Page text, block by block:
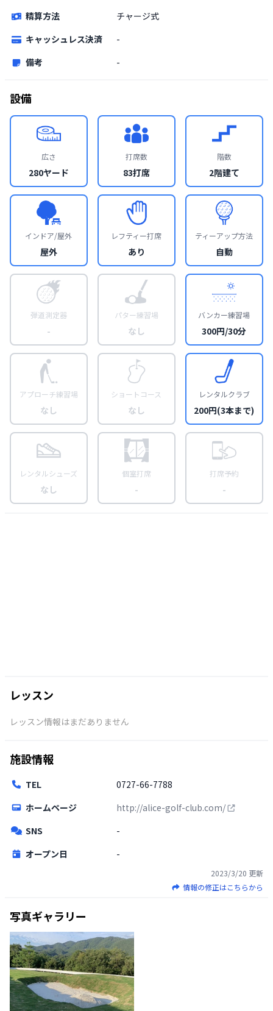
精算方法
チャージ式
キャッシュレス決済
-
備考
-
設備
広さ
280ヤード
打席数
83打席
階数
2階建て
インドア/屋外
屋外
レフティー打席
あり
ティーアップ方法
自動
弾道測定器
-
パター練習場
なし
バンカー練習場
300円/30分
アプローチ練習場
なし
ショートコース
なし
レンタルクラブ
200円(3本まで)
レンタルシューズ
なし
個室打席
-
打席予約
-
レッスン
レッスン情報はまだありません
施設情報
TEL
0727-66-7788
ホームページ
http://alice-golf-club.com/
SNS
-
オープン日
-
2023/3/20 更新
情報の修正はこちらから
写真ギャラリー